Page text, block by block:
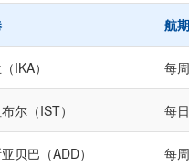
航
IKA） 每
尔（IST） 每
贝巴（ADD） 每